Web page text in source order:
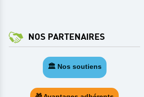
NOS PARTENAIRES
🏛️ Nos soutiens